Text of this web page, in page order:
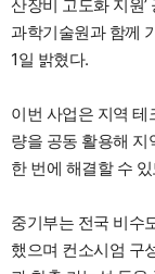
산장비 고도화 지원
과학기술원과 함께
1일 밝혔다.
이번 사업은 지역 테
량을 공동 활용해
한 번에 해결할 수
중기부는 전국 비수
했으며 컨소시엄 구